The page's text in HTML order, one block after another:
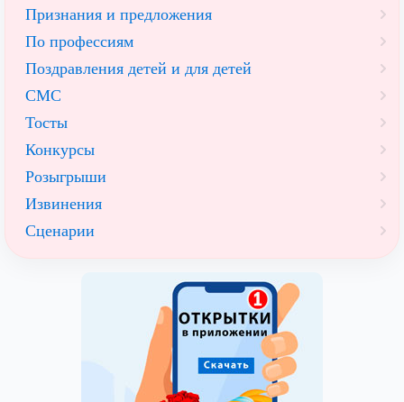
Признания и предложения
По профессиям
Поздравления детей и для детей
СМС
Тосты
Конкурсы
Розыгрыши
Извинения
Сценарии